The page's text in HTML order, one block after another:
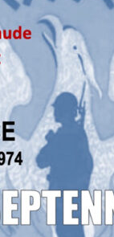
et cookies
?
Randa